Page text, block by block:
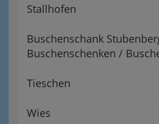
Stallhofen
Buschenschank
Buschenschenken /
Tieschen
Wies